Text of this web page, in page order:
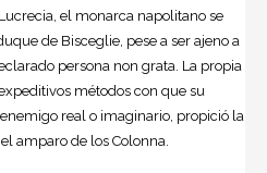
el monarca napolitano se
de Bisceglie, pese a ser ajeno a
persona non grata. La propia
métodos con que su
real o imaginario, propició la
amparo de los Colonna.